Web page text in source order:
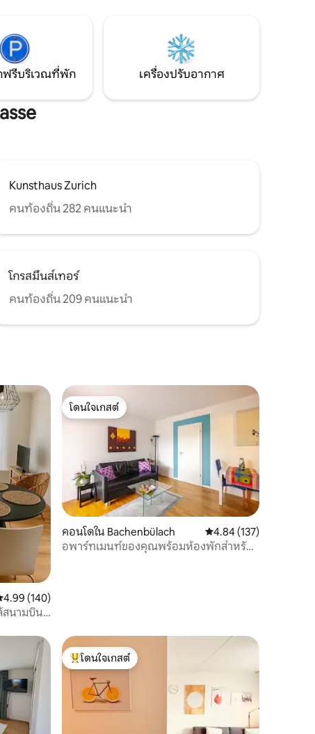
ตทันสมัย
!
ฟรีบริเวณที่พัก เครื่องปรับอากาศ
Kunsthaus Zurich
คนท้องถิ่น 282 คนแนะนำ
โกรสมึนส์เทอร์
คนท้องถิ่น 209 คนแนะนำ
แนนเฉลี่ย 4.99 จาก 5, 140 รีวิว
4.99 (140)
สนามบิน
โดนใจเกสต์
โดนใจเกสต์
คอนโดใน Bachenbülach คะแนนเฉลี่ย 4.84 จาก
4.84 (137)
อพาร์ทเมนท์ของคุณพร้อมห้องพักสำหรับ
โดนใจเกสต์ที่สุด
โดนใจเกสต์